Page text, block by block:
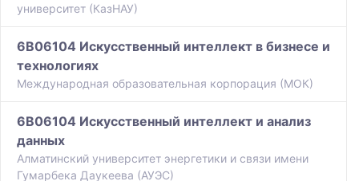
университет (КазНАУ)
6B06104 Искусственный интеллект в бизнесе и
технологиях
Международная образовательная корпорация (МОК)
6B06104 Искусственный интеллект и анализ
данных
Алматинский университет энергетики и связи имени
Гумарбека Даукеева (АУЭС)